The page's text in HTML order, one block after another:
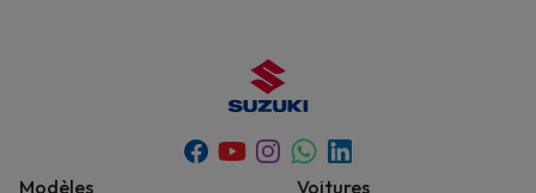
Facebook
YoutubeInstagram
Whatsapp
Linkedin
Modèles Voitures